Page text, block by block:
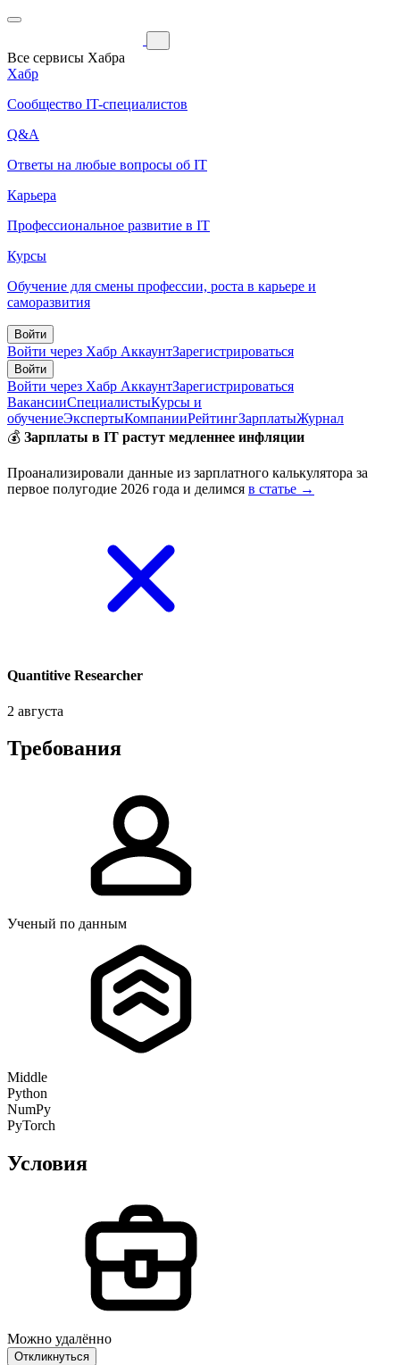
Все сервисы Хабра
Хабр
Сообщество IT-специалистов
Q&A
Ответы на любые вопросы об IT
Карьера
Профессиональное развитие в IT
Курсы
Обучение для смены профессии, роста в карьере и
саморазвития
Войти
Войти через Хабр АккаунтЗарегистрироваться
Войти
Войти через Хабр АккаунтЗарегистрироваться
ВакансииСпециалистыКурсы и
обучениеЭкспертыКомпанииРейтингЗарплатыЖурнал
💰 Зарплаты в IT растут медленнее инфляции
Проанализировали данные из зарплатного калькулятора за
первое полугодие 2026 года и делимся в статье →
Quantitive Researcher
2 августа
Требования
Ученый по данным
Middle
Python
NumPy
PyTorch
Условия
Можно удалённо
Откликнуться